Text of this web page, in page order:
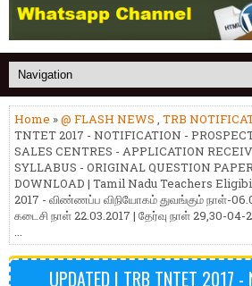
Home »@ FLASH NEWS , TRB
TNTET 2017 - NOTIFICATION -
SALES CENTRES - APPLICATION
SYLLABUS - ORIGINAL QUESTION
DOWNLOAD | Tamil Nadu Teachers
2017 - விண்ணப்ப விநியோகம் துவங்கும் நாள்-
கடைசி நாள் 22.03.2017 | தேர்வு நாள் 29,30-04-
...
UPDATED | TRB TNTET 2017 -